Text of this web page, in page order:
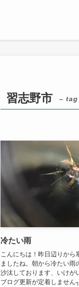
習志野市 – tag
冷たい雨
こんにちは！昨日辺りから
ましたね。朝から冷たい
沙汰しております、いけが
ブログ更新が定着しません